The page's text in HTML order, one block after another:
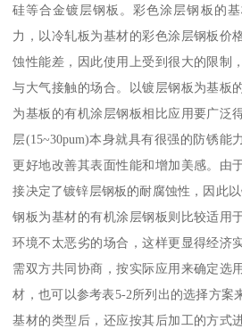
硅等合金镀层钢板。彩色涂层钢板的
力，以冷轧板为基材的彩色涂层钢板价
蚀性能差，因此使用上受到很大的限制
与大气接触的场合。以镀层钢板为基板
为基板的有机涂层钢板相比应用要广泛
层(15~30pum)本身就具有很强的防锈能
更好地改善其表面性能和增加美感。由
接决定了镀锌层钢板的耐腐蚀性，因此
钢板为基材的有机涂层钢板则比较适用
环境不太恶劣的场合，这样更显得经济
需双方共同协商，按实际应用来确定选
材，也可以参考表5-2所列出的选择方案
基材的类型后，还应按其后加工的方式